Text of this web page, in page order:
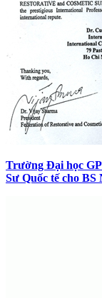
Trường Đại học
Sư Quốc tế cho